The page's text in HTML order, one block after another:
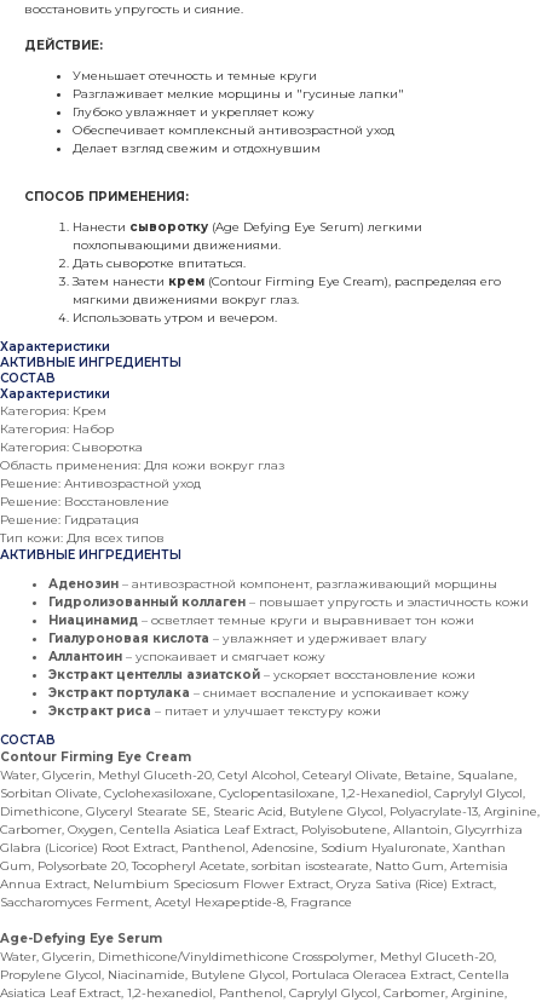
восстановить упругость и сияние.
ДЕЙСТВИЕ:
Уменьшает отечность и темные круги
Разглаживает мелкие морщины и "гусиные лапки"
Глубоко увлажняет и укрепляет кожу
Обеспечивает комплексный антивозрастной уход
Делает взгляд свежим и отдохнувшим
СПОСОБ ПРИМЕНЕНИЯ:
Нанести сыворотку (Age Defying Eye Serum) легкими
похлопывающими движениями.
Дать сыворотке впитаться.
Затем нанести крем (Contour Firming Eye Cream), распределяя его
мягкими движениями вокруг глаз.
Использовать утром и вечером.
Характеристики
АКТИВНЫЕ ИНГРЕДИЕНТЫ
СОСТАВ
Характеристики
Категория: Крем
Категория: Набор
Категория: Сыворотка
Область применения: Для кожи вокруг глаз
Решение: Антивозрастной уход
Решение: Восстановление
Решение: Гидратация
Тип кожи: Для всех типов
АКТИВНЫЕ ИНГРЕДИЕНТЫ
Аденозин – антивозрастной компонент, разглаживающий морщины
Гидролизованный коллаген – повышает упругость и эластичность кожи
Ниацинамид – осветляет темные круги и выравнивает тон кожи
Гиалуроновая кислота – увлажняет и удерживает влагу
Аллантоин – успокаивает и смягчает кожу
Экстракт центеллы азиатской – ускоряет восстановление кожи
Экстракт портулака – снимает воспаление и успокаивает кожу
Экстракт риса – питает и улучшает текстуру кожи
СОСТАВ
Contour Firming Eye Cream
Water, Glycerin, Methyl Gluceth-20, Cetyl Alcohol, Cetearyl Olivate, Betaine, Squalane,
Sorbitan Olivate, Cyclohexasiloxane, Cyclopentasiloxane, 1,2-Hexanediol, Caprylyl Glycol,
Dimethicone, Glyceryl Stearate SE, Stearic Acid, Butylene Glycol, Polyacrylate-13, Arginine,
Carbomer, Oxygen, Centella Asiatica Leaf Extract, Polyisobutene, Allantoin, Glycyrrhiza
Glabra (Licorice) Root Extract, Panthenol, Adenosine, Sodium Hyaluronate, Xanthan
Gum, Polysorbate 20, Tocopheryl Acetate, sorbitan isostearate, Natto Gum, Artemisia
Annua Extract, Nelumbium Speciosum Flower Extract, Oryza Sativa (Rice) Extract,
Saccharomyces Ferment, Acetyl Hexapeptide-8, Fragrance
Age-Defying Eye Serum
Water, Glycerin, Dimethicone/Vinyldimethicone Crosspolymer, Methyl Gluceth-20,
Propylene Glycol, Niacinamide, Butylene Glycol, Portulaca Oleracea Extract, Centella
Asiatica Leaf Extract, 1,2-hexanediol, Panthenol, Caprylyl Glycol, Carbomer, Arginine,